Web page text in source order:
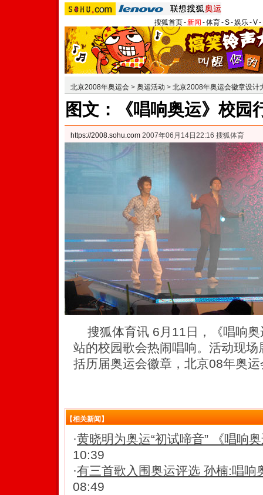
搜狐首页-新闻 -体育-S-娱乐-V-
北京2008年奥运会 > 奥运活动 > 北京2008年奥运会徽章设计
图文：《唱响奥运》校园
https://2008.sohu.com 2007年06月14日22:16 搜狐体育
搜狐体育讯 6月11日，《唱响奥
站的校园歌会热闹唱响。活动现
括历届奥运会徽章，北京08年奥
【相关新闻】
·黄晓明为奥运“初试啼音” 《唱响
10:39
·有三首歌入围奥运评选 孙楠:唱响
08:49